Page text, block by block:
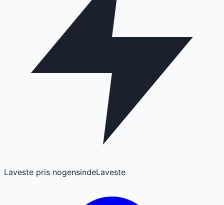
Laveste pris nogensindeLaveste